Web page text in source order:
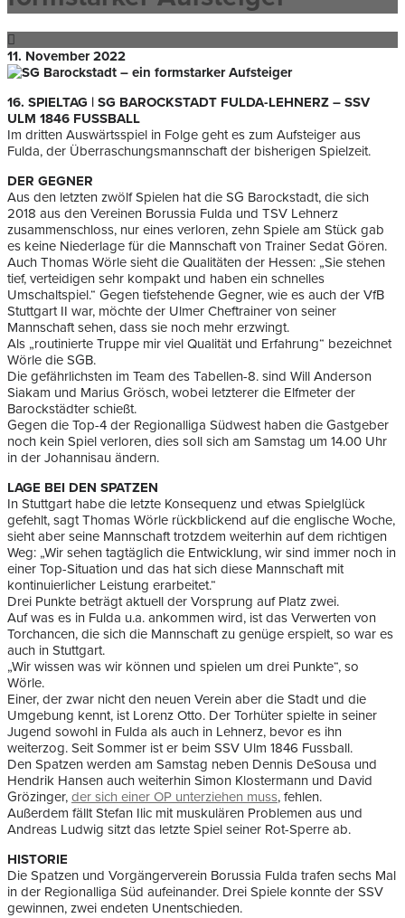
11. November 2022
16. SPIELTAG | SG BAROCKSTADT FULDA-LEHNERZ – SSV
ULM 1846 FUSSBALL
Im dritten Auswärtsspiel in Folge geht es zum Aufsteiger aus
Fulda, der Überraschungsmannschaft der bisherigen Spielzeit.
DER GEGNER
Aus den letzten zwölf Spielen hat die SG Barockstadt, die sich
2018 aus den Vereinen Borussia Fulda und TSV Lehnerz
zusammenschloss, nur eines verloren, zehn Spiele am Stück gab
es keine Niederlage für die Mannschaft von Trainer Sedat Gören.
Auch Thomas Wörle sieht die Qualitäten der Hessen: „Sie stehen
tief, verteidigen sehr kompakt und haben ein schnelles
Umschaltspiel.“ Gegen tiefstehende Gegner, wie es auch der VfB
Stuttgart II war, möchte der Ulmer Cheftrainer von seiner
Mannschaft sehen, dass sie noch mehr erzwingt.
Als „routinierte Truppe mir viel Qualität und Erfahrung“ bezeichnet
Wörle die SGB.
Die gefährlichsten im Team des Tabellen-8. sind Will Anderson
Siakam und Marius Grösch, wobei letzterer die Elfmeter der
Barockstädter schießt.
Gegen die Top-4 der Regionalliga Südwest haben die Gastgeber
noch kein Spiel verloren, dies soll sich am Samstag um 14.00 Uhr
in der Johannisau ändern.
LAGE BEI DEN SPATZEN
In Stuttgart habe die letzte Konsequenz und etwas Spielglück
gefehlt, sagt Thomas Wörle rückblickend auf die englische Woche,
sieht aber seine Mannschaft trotzdem weiterhin auf dem richtigen
Weg: „Wir sehen tagtäglich die Entwicklung, wir sind immer noch in
einer Top-Situation und das hat sich diese Mannschaft mit
kontinuierlicher Leistung erarbeitet.“
Drei Punkte beträgt aktuell der Vorsprung auf Platz zwei.
Auf was es in Fulda u.a. ankommen wird, ist das Verwerten von
Torchancen, die sich die Mannschaft zu genüge erspielt, so war es
auch in Stuttgart.
„Wir wissen was wir können und spielen um drei Punkte“, so
Wörle.
Einer, der zwar nicht den neuen Verein aber die Stadt und die
Umgebung kennt, ist Lorenz Otto. Der Torhüter spielte in seiner
Jugend sowohl in Fulda als auch in Lehnerz, bevor es ihn
weiterzog. Seit Sommer ist er beim SSV Ulm 1846 Fussball.
Den Spatzen werden am Samstag neben Dennis DeSousa und
Hendrik Hansen auch weiterhin Simon Klostermann und David
Grözinger, der sich einer OP unterziehen muss, fehlen.
Außerdem fällt Stefan Ilic mit muskulären Problemen aus und
Andreas Ludwig sitzt das letzte Spiel seiner Rot-Sperre ab.
HISTORIE
Die Spatzen und Vorgängerverein Borussia Fulda trafen sechs Mal
in der Regionalliga Süd aufeinander. Drei Spiele konnte der SSV
gewinnen, zwei endeten Unentschieden.